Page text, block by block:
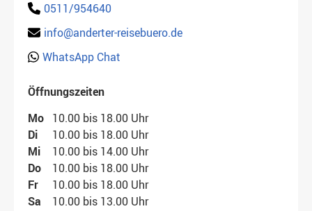
0511/954640
info@anderter-reisebuero.de
WhatsApp Chat
Öffnungszeiten
Mo 10.00 bis 18.00 Uhr
Di
10.00 bis 18.00 Uhr
Mi
10.00 bis 14.00 Uhr
Do
10.00 bis 18.00 Uhr
Fr
10.00 bis 18.00 Uhr
Sa
10.00 bis 13.00 Uhr